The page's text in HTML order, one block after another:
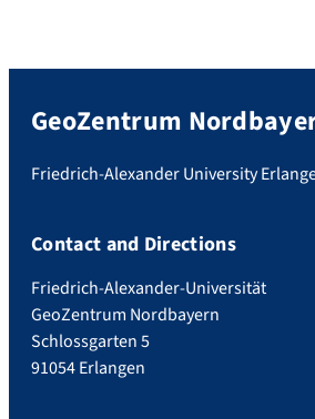
GeoZentrum
Friedrich-Alexander University
Contact and Directions
Friedrich-Alexander-Universität
GeoZentrum Nordbayern
Schlossgarten 5
91054 Erlangen